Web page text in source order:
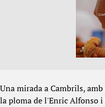
Una mirada a Cambrils,
la ploma de l'Enric Alfonso